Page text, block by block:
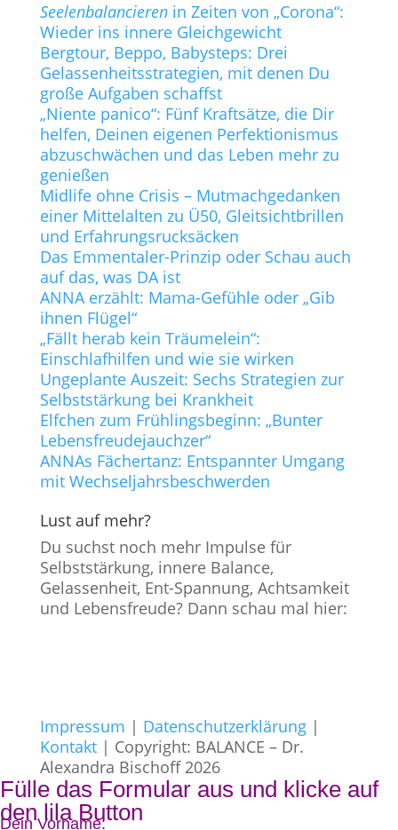
Seelenbalancierenin Zeiten von „Corona“:
Wieder ins innere Gleichgewicht
Bergtour, Beppo, Babysteps: Drei
Gelassenheitsstrategien, mit denen Du
große Aufgaben schaffst
„Niente panico“: Fünf Kraftsätze, die Dir
helfen, Deinen eigenen Perfektionismus
abzuschwächen und das Leben mehr zu
genießen
Midlife ohne Crisis – Mutmachgedanken
einer Mittelalten zu Ü50, Gleitsichtbrillen
und Erfahrungsrucksäcken
Das Emmentaler-Prinzip oder Schau auch
auf das, was DA ist
ANNA erzählt: Mama-Gefühle oder „Gib
ihnen Flügel“
„Fällt herab kein Träumelein“:
Einschlafhilfen und wie sie wirken
Ungeplante Auszeit: Sechs Strategien zur
Selbststärkung bei Krankheit
Elfchen zum Frühlingsbeginn: „Bunter
Lebensfreudejauchzer“
ANNAs Fächertanz: Entspannter Umgang
mit Wechseljahrsbeschwerden
Lust auf mehr?
Du suchst noch mehr Impulse für
Selbststärkung, innere Balance,
Gelassenheit, Ent-Spannung, Achtsamkeit
und Lebensfreude? Dann schau mal hier:
Impressum | Datenschutzerklärung|
Kontakt| Copyright: BALANCE – Dr.
Alexandra Bischoff 2026
Fülle das Formular aus und klicke auf
den lila Button
Dein Vorname: